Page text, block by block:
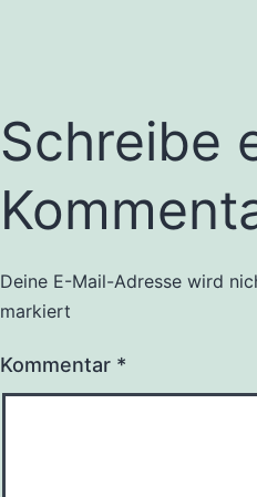
Schreibe
Deine E-Mail-Adresse wird
markiert
Kommentar *